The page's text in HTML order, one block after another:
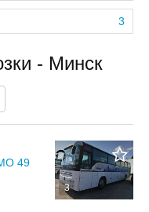
3
- Минск
3
49